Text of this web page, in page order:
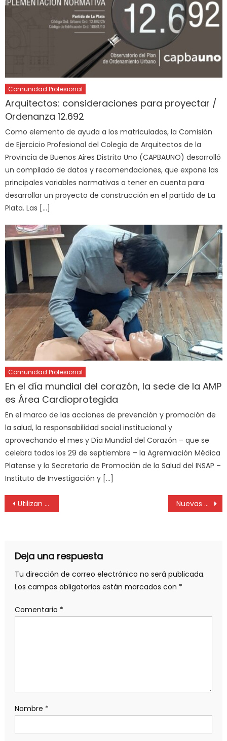
Comunidad Profesional
Arquitectos: consideraciones para proyectar /
Ordenanza 12.692
Como elemento de ayuda a los matriculados, la Comisión
de Ejercicio Profesional del Colegio de Arquitectos de la
Provincia de Buenos Aires Distrito Uno (CAPBAUNO) desarrolló
un compilado de datos y recomendaciones, que expone las
principales variables normativas a tener en cuenta para
desarrollar un proyecto de construcción en el partido de La
Plata. Las […]
Comunidad Profesional
En el día mundial del corazón, la sede de la AMP
es Área Cardioprotegida
En el marco de las acciones de prevención y promoción de
la salud, la responsabilidad social institucional y
aprovechando el mes y Día Mundial del Corazón – que se
celebra todos los 29 de septiembre – la Agremiación Médica
Platense y la Secretaría de Promoción de la Salud del INSAP –
Instituto de Investigación y […]
Utilizan barbijos de un solo uso para el mejoramiento de suelos viales Nuevas autoridades del Consejo Federal del Notariado Argentino
Deja una respuesta
Tu dirección de correo electrónico no será publicada.
Los campos obligatorios están marcados con *
Comentario *
Nombre *